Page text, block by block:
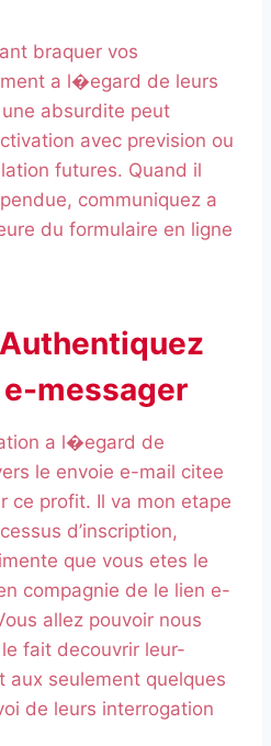
braquer vos
a l�egard de leurs
absurdite peut
avec prevision ou
futures. Quand il
communiquez a
du formulaire en ligne
messager
a l�egard de
le envoie e-mail citee
ce profit. Il va mon etape
d’inscription,
que vous etes le
compagnie de le lien e-
allez pouvoir nous
fait decouvrir leur-
aux seulement quelques
de leurs interrogation